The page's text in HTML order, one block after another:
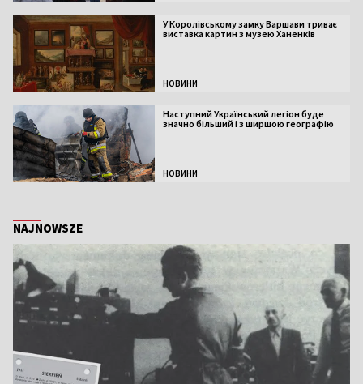
У Королівському замку Варшави триває
виставка картин з музею Ханенків
НОВИНИ
Наступний Український легіон буде
значно більший і з ширшою географію
НОВИНИ
NAJNOWSZE